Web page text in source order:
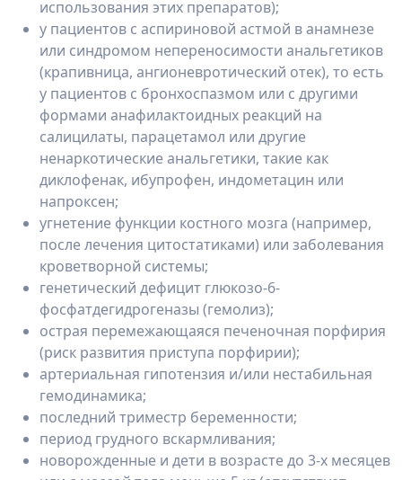
использования этих препаратов);
у пациентов с аспириновой астмой в анамнезе
или синдромом непереносимости анальгетиков
(крапивница, ангионевротический отек), то есть
у пациентов с бронхоспазмом или с другими
формами анафилактоидных реакций на
салицилаты, парацетамол или другие
ненаркотические анальгетики, такие как
диклофенак, ибупрофен, индометацин или
напроксен;
угнетение функции костного мозга (например,
после лечения цитостатиками) или заболевания
кроветворной системы;
генетический дефицит глюкозо-6-
фосфатдегидрогеназы (гемолиз);
острая перемежающаяся печеночная порфирия
(риск развития приступа порфирии);
артериальная гипотензия и/или нестабильная
гемодинамика;
последний триместр беременности;
период грудного вскармливания;
новорожденные и дети в возрасте до 3-х месяцев